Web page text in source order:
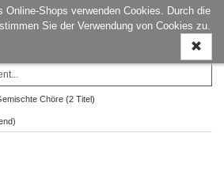
Online-Shops verwenden Cookies. Durch die
Sie der Verwendung von Cookies zu.
ein-/
Chöre (2 Titel)